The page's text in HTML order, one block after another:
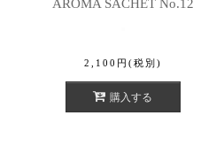
AROMA SACHET No.12
2,100 円 (税別)
購入する